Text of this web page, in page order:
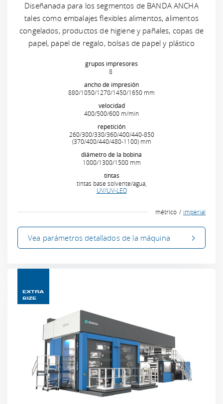
Diseñanada para los segmentos de BANDA ANCHA
tales como embalajes flexibles alimentos, alimentos
congelados, productos de higiene y pañales, copas de
papel, papel de regalo, bolsas de papel y plástico
grupos impresores
8
ancho de impresión
880/1050/1270/1450/1650 mm
velocidad
400/500/600 m/min
repetición
260/300/330/360/400/440-850
(370/400/440/480-1100) mm
diámetro de la bobina
1000/1300/1500 mm
tintas
tintas base solvente/agua,
UV/UV-LED
métrico imperial
Vea parámetros detalladosde la máquina
EXTRA
SIZE